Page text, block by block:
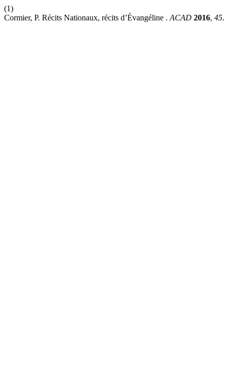
(1)
Cormier, P. Récits Nationaux, récits d’Évangéline . ACAD 2016, 45.